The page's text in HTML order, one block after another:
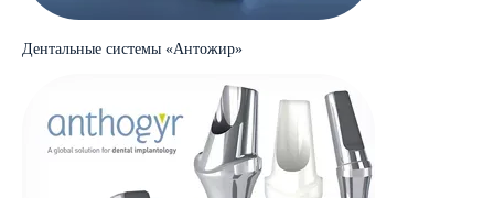
Дентальные системы «Антожир»